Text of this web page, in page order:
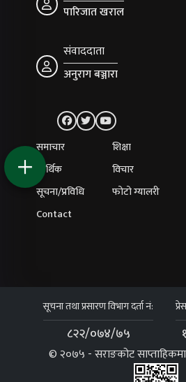
पारिजात खराल
संवाददाता
अनुराग बञ्जारा
समाचार
शिक्षा
आर्थिक
विचार
सूचना/प्रविधि
फोटो ग्यालरी
Contact
सूचना तथा प्रसारण विभाग दर्ता नं:
८२२/०७४/७५
© २०७५ - सराङकोट साप्ताहिकमा